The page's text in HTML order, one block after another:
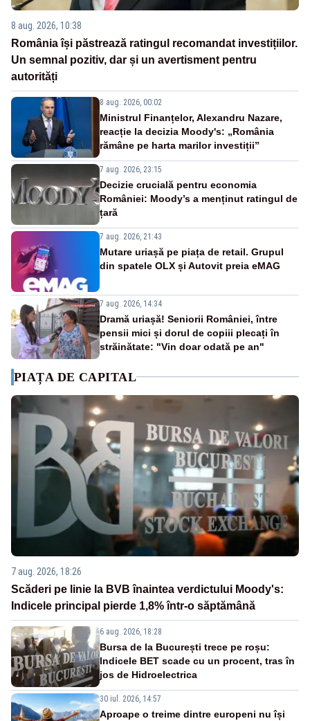
8 aug. 2026, 10:38
România își păstrează ratingul recomandat investițiilor.
Un semnal pozitiv, dar și un avertisment pentru
autorități
8 aug. 2026, 00:02
Ministrul Finanțelor, Alexandru Nazare,
reacție la decizia Moody's: „România
rămâne pe harta marilor investiții”
7 aug. 2026, 23:15
Decizie crucială pentru economia
României: Moody’s a menținut ratingul de
țară
7 aug. 2026, 21:43
Mutare uriașă pe piața de retail. Grupul
din spatele OLX și Autovit preia eMAG
7 aug. 2026, 14:34
Dramă uriașă! Seniorii României, între
pensii mici și dorul de copiii plecați în
străinătate: "Vin doar odată pe an"
PIAȚA DE CAPITAL
7 aug. 2026, 18:26
Scăderi pe linie la BVB înaintea verdictului Moody's:
Indicele principal pierde 1,8% într-o săptămână
6 aug. 2026, 18:28
Bursa de la București trece pe roșu:
Indicele BET scade cu un procent, tras în
jos de Hidroelectrica
30 iul. 2026, 14:57
Aproape o treime dintre europeni nu își